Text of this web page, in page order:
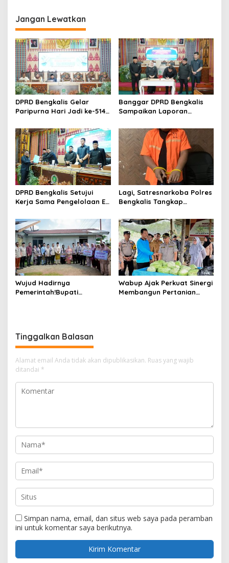
a
s
i
p
o
s
Jangan Lewatkan
DPRD Bengkalis Gelar
Paripurna Hari Jadi ke-514
Semangat Membangun
Negeri Junjungan.
Banggar DPRD Bengkalis
Sampaikan Laporan
Pertanggungjawaban
Pelaksanaan APBD Tahun
Anggaran 2025
DPRD Bengkalis Setujui
Kerja Sama Pengelolaan E-
Sungai Selari.
Lagi, Satresnarkoba Polres
Bengkalis Tangkap
Air
Wujud Hadirnya
Pemerintah!Bupati
Wabup Ajak Perkuat Sinergi
Membangun Pertanian
Tinggalkan Balasan
Alamat email Anda tidak akan dipublikasikan. Ruas yang wajib
ditandai *
Simpan nama, email, dan situs web saya pada peramban
ini untuk komentar saya berikutnya.